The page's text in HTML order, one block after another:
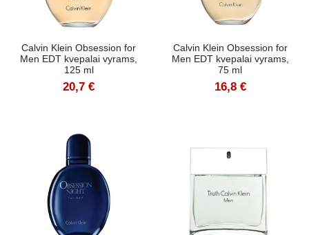
Calvin Klein Obsession for
Men EDT kvepalai vyrams,
125 ml
20,7 €
Calvin Klein Obsession for
Men EDT kvepalai vyrams,
75 ml
16,8 €